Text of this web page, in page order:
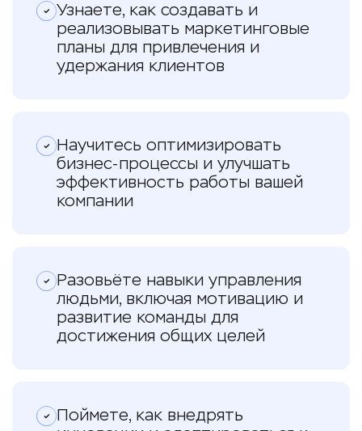
Узнаете, как создавать и
реализовывать маркетинговые
планы для привлечения и
удержания клиентов
Научитесь оптимизировать
бизнес-процессы и улучшать
эффективность работы вашей
компании
Разовьёте навыки управления
людьми, включая мотивацию и
развитие команды для
достижения общих целей
Поймете, как внедрять